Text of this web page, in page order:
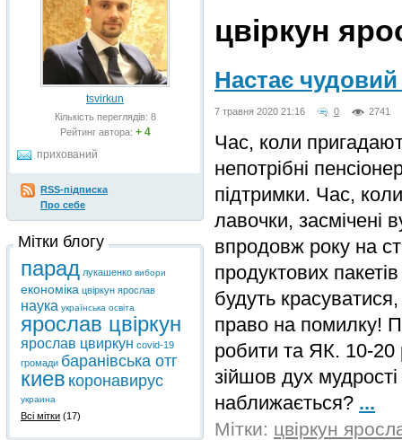
цвіркун
Настає
7 травня 2020 21:16 0 2741
Час, коли
непотрібні
підтримки. Час,
лавочки, засмічені
впродовж року на
продуктових
будуть
право на помилку!
робити та ЯК. 10-
зійшов дух
наближається? ...
Мітки: цвіркун
tsvirkun
Кількість переглядів: 8
Рейтинг автора: + 4
прихований
RSS-підписка
Про себе
Мітки блогу
парад лукашенко вибори
економіка цвіркун ярослав
наука українська освіта
ярослав цвіркун
ярослав цвиркун covid-19
громади баранівська отг
киев коронавирус
украина
Всі мітки (17)